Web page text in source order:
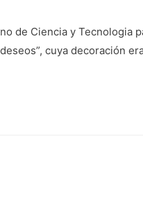
de Ciencia y
cuya